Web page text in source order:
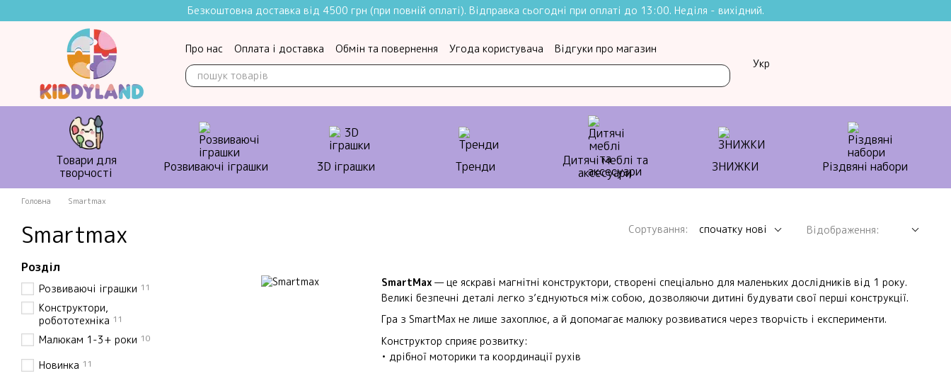
Безкоштовна доставка від 4500 грн (при повній оплаті). Відправка сьогодні при оплаті до 13:00. Неділя - вихідний.
Про нас Оплата і доставка Обмін та повернення Угода користувача
Відгуки про магазин
Контактна інформація
Укр
Товари для
творчості
Розвиваючі іграшки 3D іграшки Тренди
Дитячі меблі та
аксесуари
ЗНИЖКИ Різдвяні набори
Головна Smartmax
Smartmax Сортування: спочатку нові Відображення:
SmartMax — це яскраві магнітні конструктори, створені спеціально для маленьких дослідників від 1 року.
Великі безпечні деталі легко з’єднуються між собою, дозволяючи дитині будувати свої перші конструкції.
Гра з SmartMax не лише захоплює, а й допомагає малюку розвиватися через творчість і експерименти.
Конструктор сприяє розвитку:
• дрібної моторики та координації рухів
Розділ
Розвиваючі іграшки 11
Конструктори,
робототехніка 11
Малюкам 1-3+ роки 10
Новинка 11